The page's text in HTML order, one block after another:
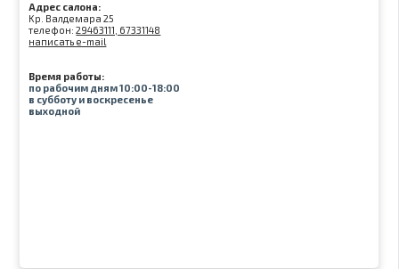
Адрес салона:
Kр. Валдемара 25
телефон:29463111, 67331148
написать e-mail
Время работы:
по рабочим дням 10:00-18:00
в субботу и воскресенье
выходной